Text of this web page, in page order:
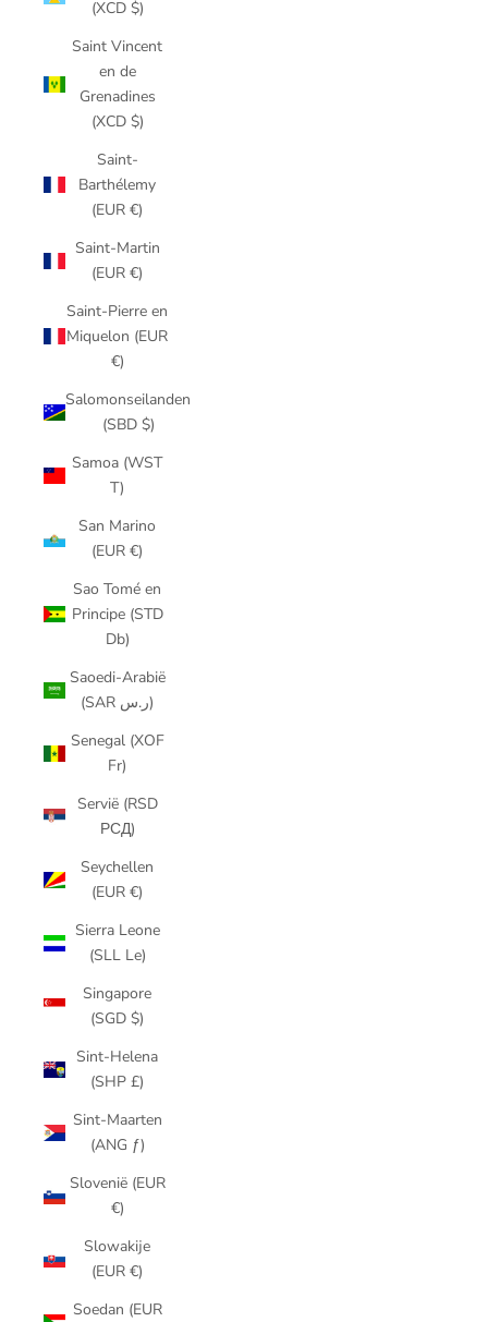
(XCD $)
Saint Vincent
en de
Grenadines
(XCD $)
Saint-
Barthélemy
(EUR €)
Saint-Martin
(EUR €)
Saint-Pierre en
Miquelon (EUR
€)
Salomonseilanden
(SBD $)
Samoa (WST
T)
San Marino
(EUR €)
Sao Tomé en
Principe (STD
Db)
Saoedi-Arabië
(SAR ر.س)
Senegal (XOF
Fr)
Servië (RSD
РСД)
Seychellen
(EUR €)
Sierra Leone
(SLL Le)
Singapore
(SGD $)
Sint-Helena
(SHP £)
Sint-Maarten
(ANG ƒ)
Slovenië (EUR
€)
Slowakije
(EUR €)
Soedan (EUR